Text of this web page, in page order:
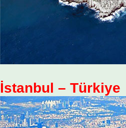
İstanbul – Türkiye